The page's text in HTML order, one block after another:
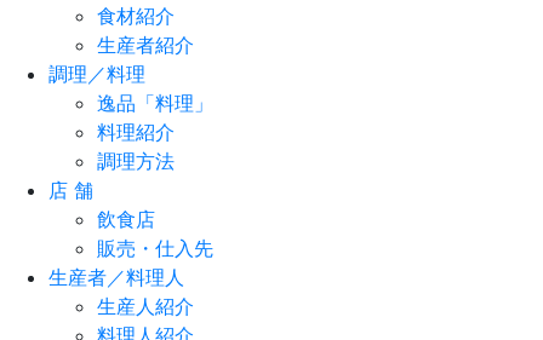
食材紹介
生産者紹介
調理／料理
逸品「料理」
料理紹介
調理方法
店 舗
飲食店
販売・仕入先
生産者／料理人
生産人紹介
料理人紹介